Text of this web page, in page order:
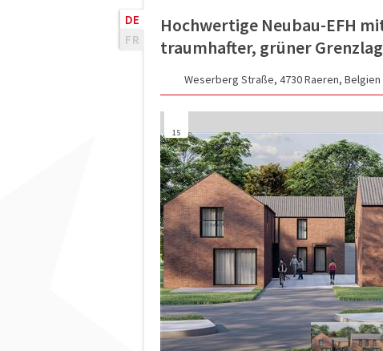
DE
FR
Hochwertige Neubau-EFH
traumhafter, grüner
Weserberg Straße, 4730 Raeren, Belgien
15